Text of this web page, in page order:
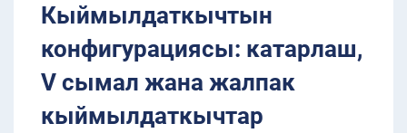
Кыймылдаткычтын
конфигурациясы: катарлаш,
V сымал жана жалпак
кыймылдаткычтар